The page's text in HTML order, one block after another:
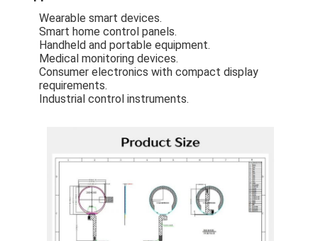
Wearable smart devices.
Smart home control panels.
Handheld and portable equipment.
Medical monitoring devices.
Consumer electronics with compact display
requirements.
Industrial control instruments.